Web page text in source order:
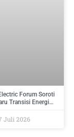
Forum Soroti
Transisi Energi
Juli 2026